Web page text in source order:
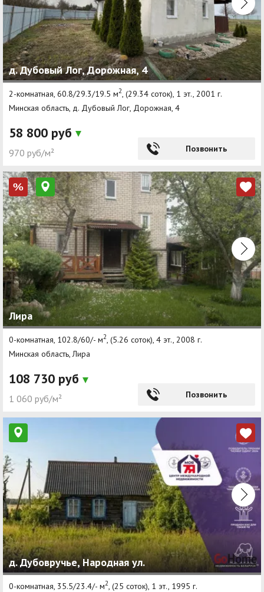
д. Дубовый Лог, Дорожная, 4
2-комнатная, 60.8/29.3/19.5 м2, (29.34 соток), 1 эт., 2001 г.
Минская область, д. Дубовый Лог, Дорожная, 4
58 800 руб
970 руб/м² Позвонить
%
Лира
0-комнатная, 102.8/60/- м2, (5.26 соток), 4 эт., 2008 г.
Минская область, Лира
108 730 руб
1 060 руб/м² Позвонить
д. Дубовручье, Народная ул.
0-комнатная, 35.5/23.4/- м2 , (25 соток), 1 эт., 1995 г.